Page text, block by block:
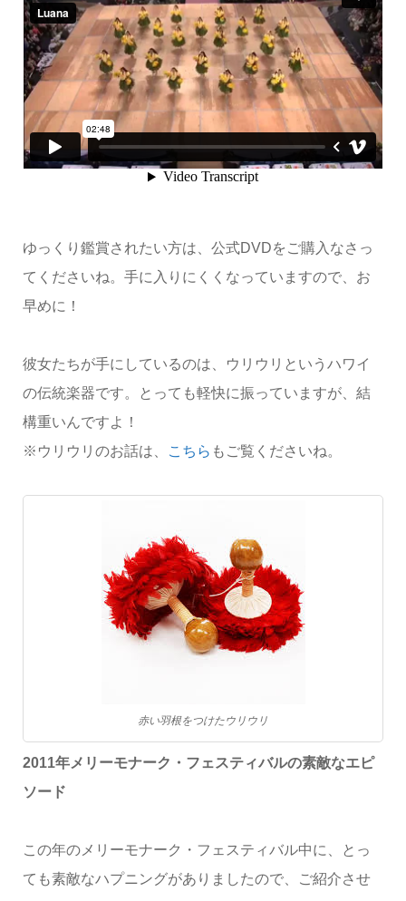
ゆっくり鑑賞されたい方は、公式DVDをご購入なさっ
てくださいね。手に入りにくくなっていますので、お
早めに！
彼女たちが手にしているのは、ウリウリというハワイ
の伝統楽器です。とっても軽快に振っていますが、結
構重いんですよ！
※ウリウリのお話は、
こちら もご覧くださいね。
赤い羽根をつけたウリウリ
2011年メリーモナーク・フェスティバルの素敵なエピ
ソード
この年のメリーモナーク・フェスティバル中に、とっ
ても素敵なハプニングがありましたので、ご紹介させ